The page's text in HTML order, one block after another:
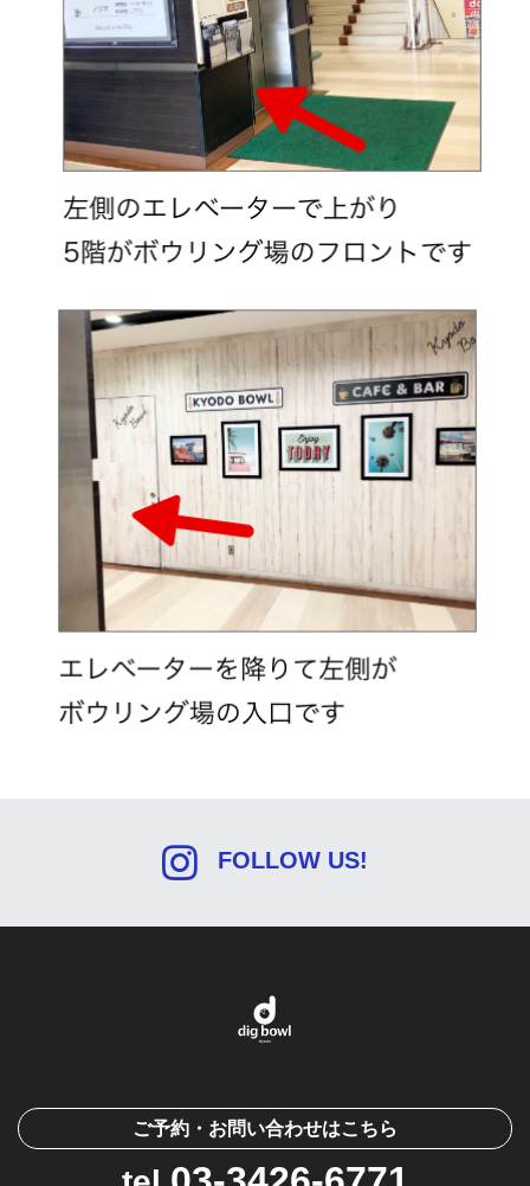
FOLLOW US!
ご予約・お問い合わせはこちら